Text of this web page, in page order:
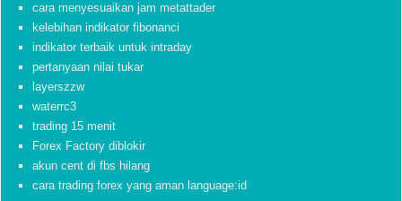
cara menyesuaikan jam metattader
kelebihan indikator fibonanci
indikator terbaik untuk intraday
pertanyaan nilai tukar
layerszzw
waterrc3
trading 15 menit
Forex Factory diblokir
akun cent di fbs hilang
cara trading forex yang aman language:id